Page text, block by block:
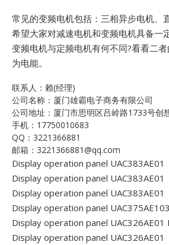
常见的变频电机包括：三相异步电机、
希望大家对减速电机和变频电机具备一
变频电机与定频电机有何不同?看看二
为电能。
联系人：赖(经理)
公司名称：厦门雄霸电子商务有限公司
公司地址：厦门市思明区吕岭路1733号创
手机：17750010683
QQ：3221366881
邮箱：3221366881@qq.com
Display operation panel UAC383AE01
Display operation panel UAC383AE01
Display operation panel UAC383AE01
Display operation panel
Display operation panel UAC326AE01
Display operation panel UAC326AE01